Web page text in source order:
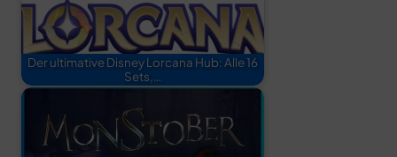
Der ultimative Disney Lorcana Hub: Alle 16
Sets,…